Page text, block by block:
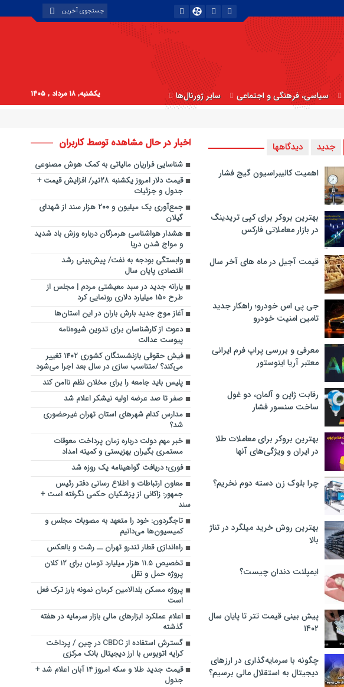
سیاسی، فرهنگی و اجتماعی سایر ژورنال‌ها یکشنبه, ۱۸ مرداد , ۱۴۰۵
جدید دیدگاهها
اهمیت کالیبراسیون گیج فشار
بهترین بروکر برای کپی‌ تریدینگ
در بازار معاملاتی فارکس
قیمت آجیل در ماه های آخر سال
جی پی اس خودرو؛ راهکار جدید
تامین امنیت خودرو
معرفی و بررسی پراپ فرم ایرانی
معتبر آریا اینوستور
رقابت ژاپن و آلمان، دو غول
ساخت سنسور فشار
بهترین بروکر برای معاملات طلا
در ایران و ویژگی‌های آنها
چرا بلوک زن دسته دوم نخریم؟
بهترین روش خرید میلگرد در تناژ
بالا
ایمپلنت دندان چیست؟
پیش بینی قیمت تتر تا پایان سال
۱۴۰۲
چگونه با سرمایه‌گذاری در ارزهای
دیجیتال به استقلال مالی برسیم؟
اخبار در حال مشاهده توسط کاربران
شناسایی فراریان مالیاتی به کمک هوش مصنوعی
قیمت دلار امروز یکشنبه ۲۸تیر/ افزایش قیمت +
جدول و جزئیات
جمع‌آوری یک میلیون و ۲۰۰ هزار سند از شهدای
گیلان
هشدار هواشناسی هرمزگان درباره وزش باد شدید
و مواج شدن دریا
وابستگی بودجه به نفت/ پیش‌بینی رشد
اقتصادی پایان سال
یارانه جدید در سبد معیشتی مردم | مجلس از
طرح ۱۵۰ میلیارد دلاری رونمایی کرد
آغاز موج جدید بارش باران در این استان‌ها
دعوت از کارشناسان برای تدوین شیوه‌نامه
پیوست عدالت
فیش حقوقی بازنشستگان کشوری ۱۴۰۲ تغییر
می‌کند؟ /متناسب سازی در سال بعد اجرا می‌شود
پلیس باید جامعه را برای مخلان نظم ناامن کند
صفر تا صد عرضه اولیه نیشکر اعلام شد
مدارس کدام شهرهای استان تهران غیرحضوری
شد؟
خبر مهم دولت درباره زمان پرداخت معوقات
مستمری بگیران بهزیستی و کمیته امداد
فوری؛ دریافت گواهینامه یک روزه شد
معاون ارتباطات و اطلاع رسانی دفتر رئیس
جمهور: زاکانی از پزشکیان حکمی نگرفته است +
سند
تاجگردون: خود را متعهد به مصوبات مجلس و
کمیسیون‌ها می‌دانیم
راه‌اندازی قطار تندرو تهران ــ رشت و بالعکس
تخصیص ۱۱.۵ هزار میلیارد تومان برای ۱۲ کلان
پروژه حمل و نقل
پروژه مسکن بلدالامین کرمان نمونه بارز ترک فعل
است
اعلام عملکرد ابزارهای مالی بازار سرمایه در هفته
گذشته
گسترش استفاده از CBDC در چین / پرداخت
کرایه اتوبوس با ارز دیجیتال بانک مرکزی
قیمت جدید طلا و سکه امروز ۱۴ آبان اعلام شد +
جدول